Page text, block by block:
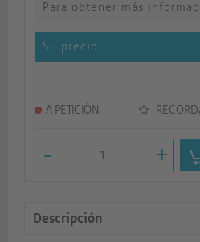
Para obtener más
Su precio
A PETICIÓN
- +
Descripción